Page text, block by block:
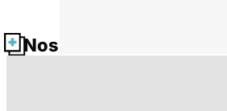
Nos fiches santé